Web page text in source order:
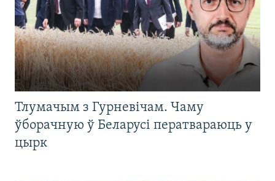
Тлумачым з Гурневічам. Чаму
ўборачную ў Беларусі ператвараюць у
цырк